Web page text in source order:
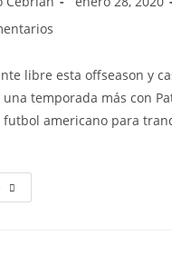
libre esta offseason y
temporada más con
americano para